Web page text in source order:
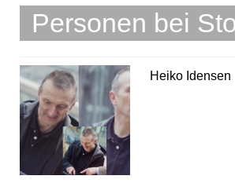
Personen bei
Heiko Idensen